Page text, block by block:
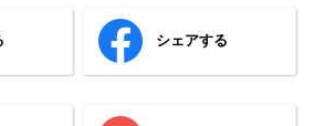
シェアする